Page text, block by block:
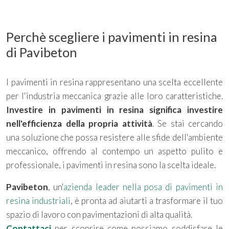
Perchè scegliere i pavimenti in resina
di Pavibeton
I pavimenti in resina rappresentano una scelta eccellente
per l'industria meccanica grazie alle loro caratteristiche.
Investire in pavimenti in resina significa investire
nell'efficienza della propria attività. Se stai cercando
una soluzione che possa resistere alle sfide dell'ambiente
meccanico, offrendo al contempo un aspetto pulito e
professionale, i pavimenti in resina sono la scelta ideale.
Pavibeton, un'azienda leader nella posa di pavimenti in
resina industriali, è pronta ad aiutarti a trasformare il tuo
spazio di lavoro con pavimentazioni di alta qualità.